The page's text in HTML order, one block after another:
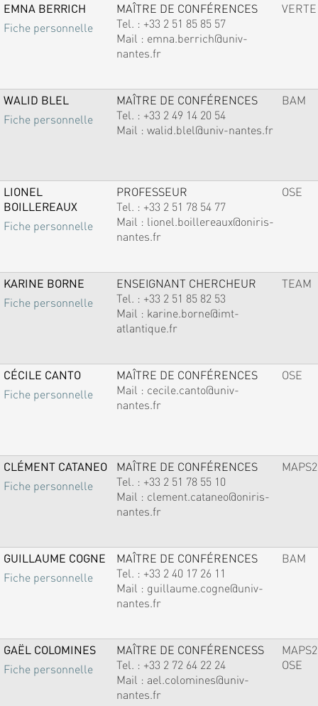
EMNA BERRICH
Fiche personnelle
MAÎTRE DE CONFÉRENCES
Tel. : +33 2 51 85 85 57
Mail : emna.berrich@univ-
nantes.fr
VERTE
WALID BLEL
Fiche personnelle
MAÎTRE DE CONFÉRENCES
Tel. : +33 2 49 14 20 54
Mail : walid.blel@univ-nantes.fr
BAM
LIONEL
BOILLEREAUX
Fiche personnelle
PROFESSEUR
Tel. : +33 2 51 78 54 77
Mail : lionel.boillereaux@oniris-
nantes.fr
OSE
KARINE BORNE
Fiche personnelle
ENSEIGNANT CHERCHEUR
Tel. : +33 2 51 85 82 53
Mail : karine.borne@imt-
atlantique.fr
TEAM
CÉCILE CANTO
Fiche personnelle
MAÎTRE DE CONFÉRENCES
Mail : cecile.canto@univ-
nantes.fr
OSE
CLÉMENT CATANEO
Fiche personnelle
MAÎTRE DE CONFÉRENCES
Tel. : +33 2 51 78 55 10
Mail : clement.cataneo@oniris-
nantes.fr
MAPS2
GUILLAUME COGNE
Fiche personnelle
MAÎTRE DE CONFÉRENCES
Tel. : +33 2 40 17 26 11
Mail : guillaume.cogne@univ-
nantes.fr
BAM
GAËL COLOMINES
Fiche personnelle
MAÎTRE DE CONFÉRENCESS
Tel. : +33 2 72 64 22 24
Mail : ael.colomines@univ-
nantes.fr
MAPS2
OSE